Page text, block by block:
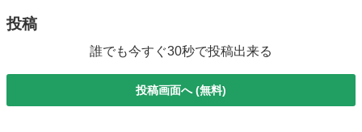
投稿
誰でも今すぐ30秒で投稿出来る
投稿画面へ (無料)